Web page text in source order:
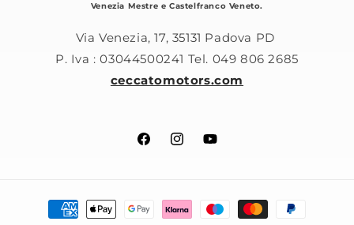
Venezia Mestre e Castelfranco Veneto.
Via Venezia, 17, 35131 Padova PD
P. Iva : 03044500241 Tel. 049 806 2685
ceccatomotors.com
FacebookInstagramYouTube
Metodi